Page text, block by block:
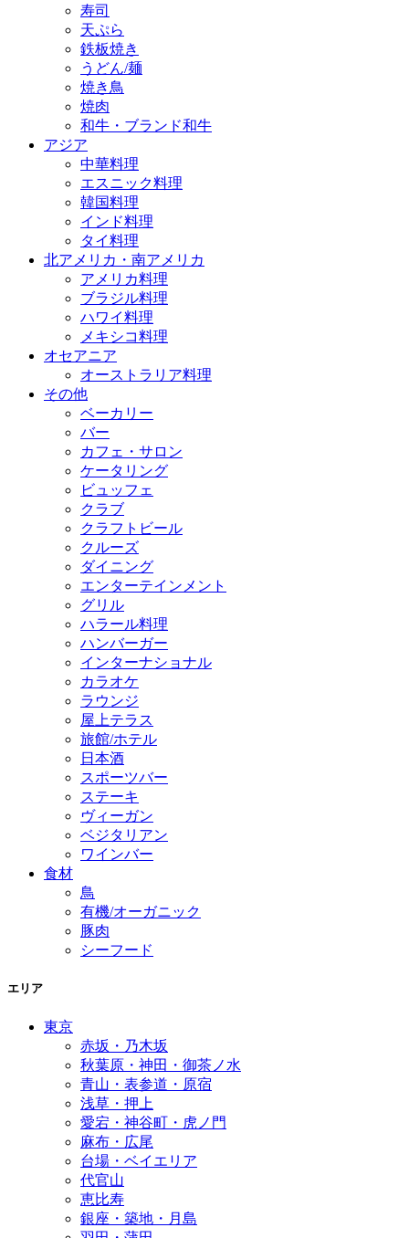
寿司
天ぷら
鉄板焼き
うどん/麺
焼き鳥
焼肉
和牛・ブランド和牛
アジア
中華料理
エスニック料理
韓国料理
インド料理
タイ料理
北アメリカ・南アメリカ
アメリカ料理
ブラジル料理
ハワイ料理
メキシコ料理
オセアニア
オーストラリア料理
その他
ベーカリー
バー
カフェ・サロン
ケータリング
ビュッフェ
クラブ
クラフトビール
クルーズ
ダイニング
エンターテインメント
グリル
ハラール料理
ハンバーガー
インターナショナル
カラオケ
ラウンジ
屋上テラス
旅館/ホテル
日本酒
スポーツバー
ステーキ
ヴィーガン
ベジタリアン
ワインバー
食材
鳥
有機/オーガニック
豚肉
シーフード
エリア
東京
赤坂・乃木坂
秋葉原・神田・御茶ノ水
青山・表参道・原宿
浅草・押上
愛宕・神谷町・虎ノ門
麻布・広尾
台場・ベイエリア
代官山
恵比寿
銀座・築地・月島